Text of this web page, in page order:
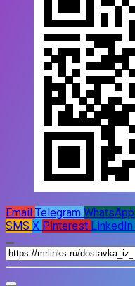
Email Telegram WhatsApp
SMS X Pinterest LinkedIn